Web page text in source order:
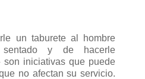
un taburete al hombre
y de hacerle
son iniciativas que puede
no afectan su servicio.